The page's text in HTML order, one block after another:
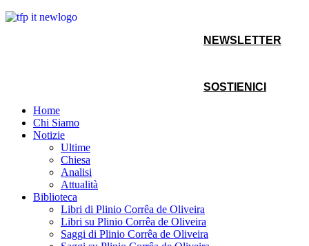
NEWSLETTER
SOSTIENICI
Home
Chi Siamo
Notizie
Ultime
Chiesa
Analisi
Attualità
Biblioteca
Libri di Plinio Corrêa de Oliveira
Libri su Plinio Corrêa de Oliveira
Saggi di Plinio Corrêa de Oliveira